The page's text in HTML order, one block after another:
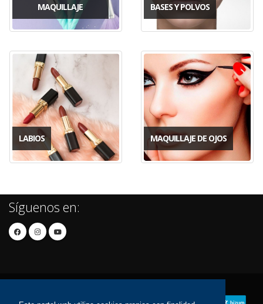
MAQUILLAJE
BASES Y POLVOS
LABIOS MAQUILLAJE DE OJOS
Síguenos en: